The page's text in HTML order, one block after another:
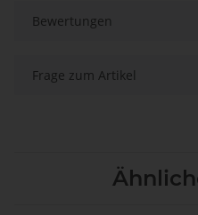
Bewertungen
Frage zum Artikel